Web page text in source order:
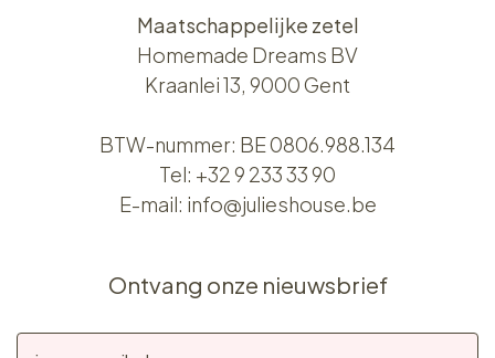
Maatschappelijke zetel
Homemade Dreams BV
Kraanlei 13, 9000 Gent
BTW-nummer: BE 0806.988.134
Tel: +32 9 233 33 90
E-mail: info@julieshouse.be
Ontvang onze nieuwsbrief